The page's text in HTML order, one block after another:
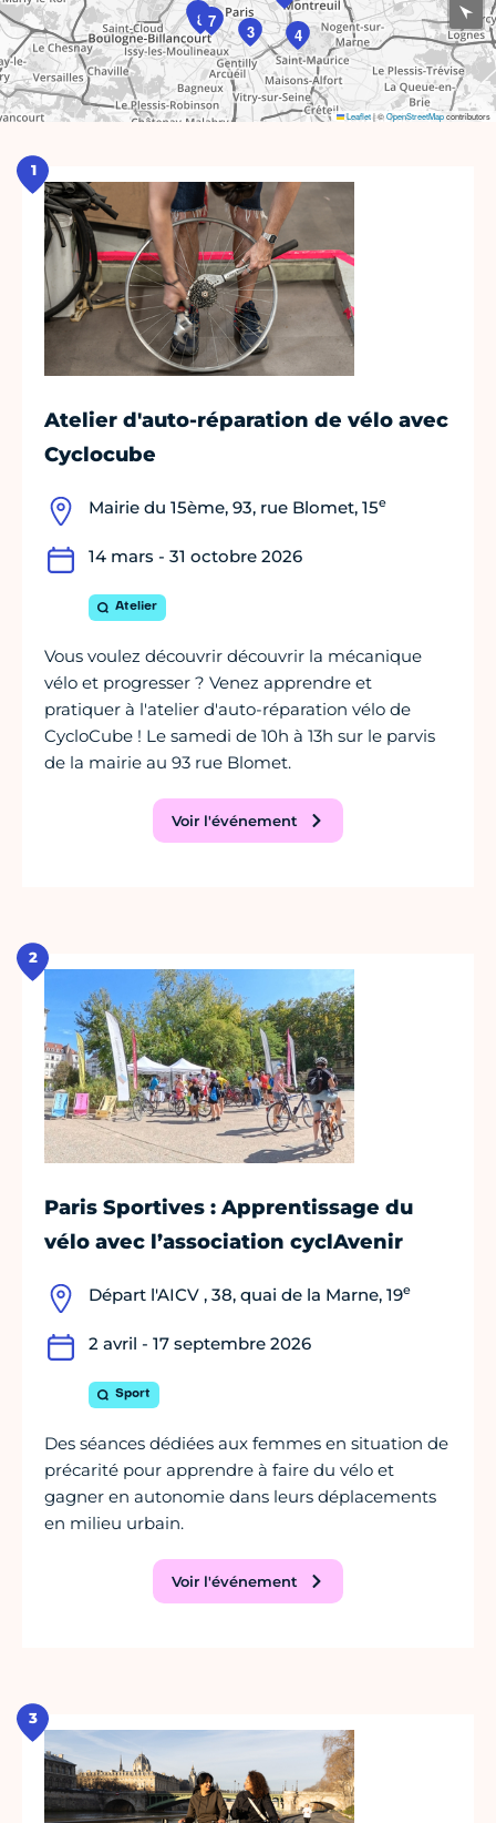
1
3
4
7
8
Leaflet|©OpenStreetMapcontributors
1
Atelier d'auto-réparation de vélo avec
Cyclocube
Mairie du 15ème, 93, rue Blomet, 15e
14 mars - 31 octobre 2026
Atelier
Vous voulez découvrir découvrir la mécanique
vélo et progresser ? Venez apprendre et
pratiquer à l'atelier d'auto-réparation vélo de
CycloCube ! Le samedi de 10h à 13h sur le parvis
de la mairie au 93 rue Blomet.
Voir l'événement
2
Paris Sportives : Apprentissage du
vélo avec l’association cyclAvenir
Départ l'AICV , 38, quai de la Marne, 19e
2 avril - 17 septembre 2026
Sport
Des séances dédiées aux femmes en situation de
précarité pour apprendre à faire du vélo et
gagner en autonomie dans leurs déplacements
en milieu urbain.
Voir l'événement
3